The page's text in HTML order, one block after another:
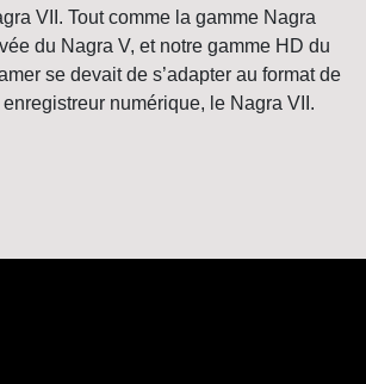
VII. Tout comme la gamme Nagra
du Nagra V, et notre gamme HD du
se devait de s’adapter au format de
numérique, le Nagra VII.